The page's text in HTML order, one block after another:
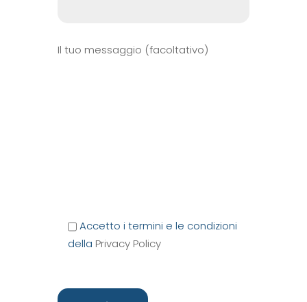
Il tuo messaggio (facoltativo)
Accetto i termini e le condizioni
della Privacy Policy